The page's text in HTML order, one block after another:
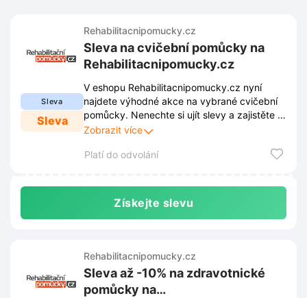
Sleva
Sleva
Rehabilitacnipomucky.cz
Sleva na cvičební pomůcky na
Rehabilitacnipomucky.cz
V eshopu Rehabilitacnipomucky.cz nyní
najdete výhodné akce na vybrané cvičební
pomůcky. Nenechte si ujít slevy a zajistěte si
kvalitní vybavení pro svou rehabilitaci či
Zobrazit více
Platí do odvolání
Získejte slevu
Rehabilitacnipomucky.cz
Sleva až -10% na zdravotnické
pomůcky na